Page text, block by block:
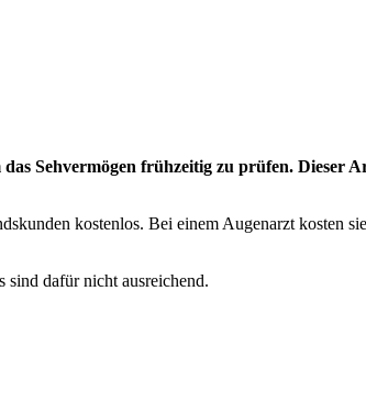
Sehvermögen frühzeitig zu prüfen. Dieser
kostenlos. Bei einem Augenarzt kosten
sind dafür nicht ausreichend.